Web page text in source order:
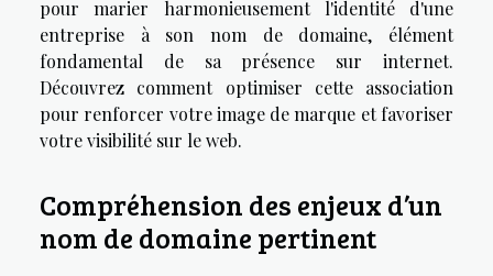
pour marier harmonieusement l'identité d'une
entreprise à son nom de domaine, élément
fondamental de sa présence sur internet.
Découvrez comment optimiser cette association
pour renforcer votre image de marque et favoriser
votre visibilité sur le web.
Compréhension des enjeux d’un
nom de domaine pertinent